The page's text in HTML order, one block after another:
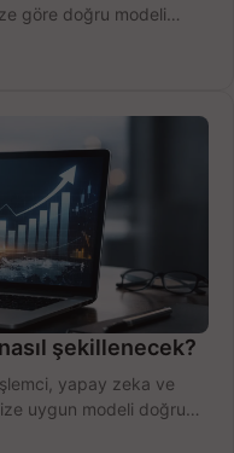
göre doğru modeli
şekillenecek?
yapay zeka ve
uygun modeli doğru